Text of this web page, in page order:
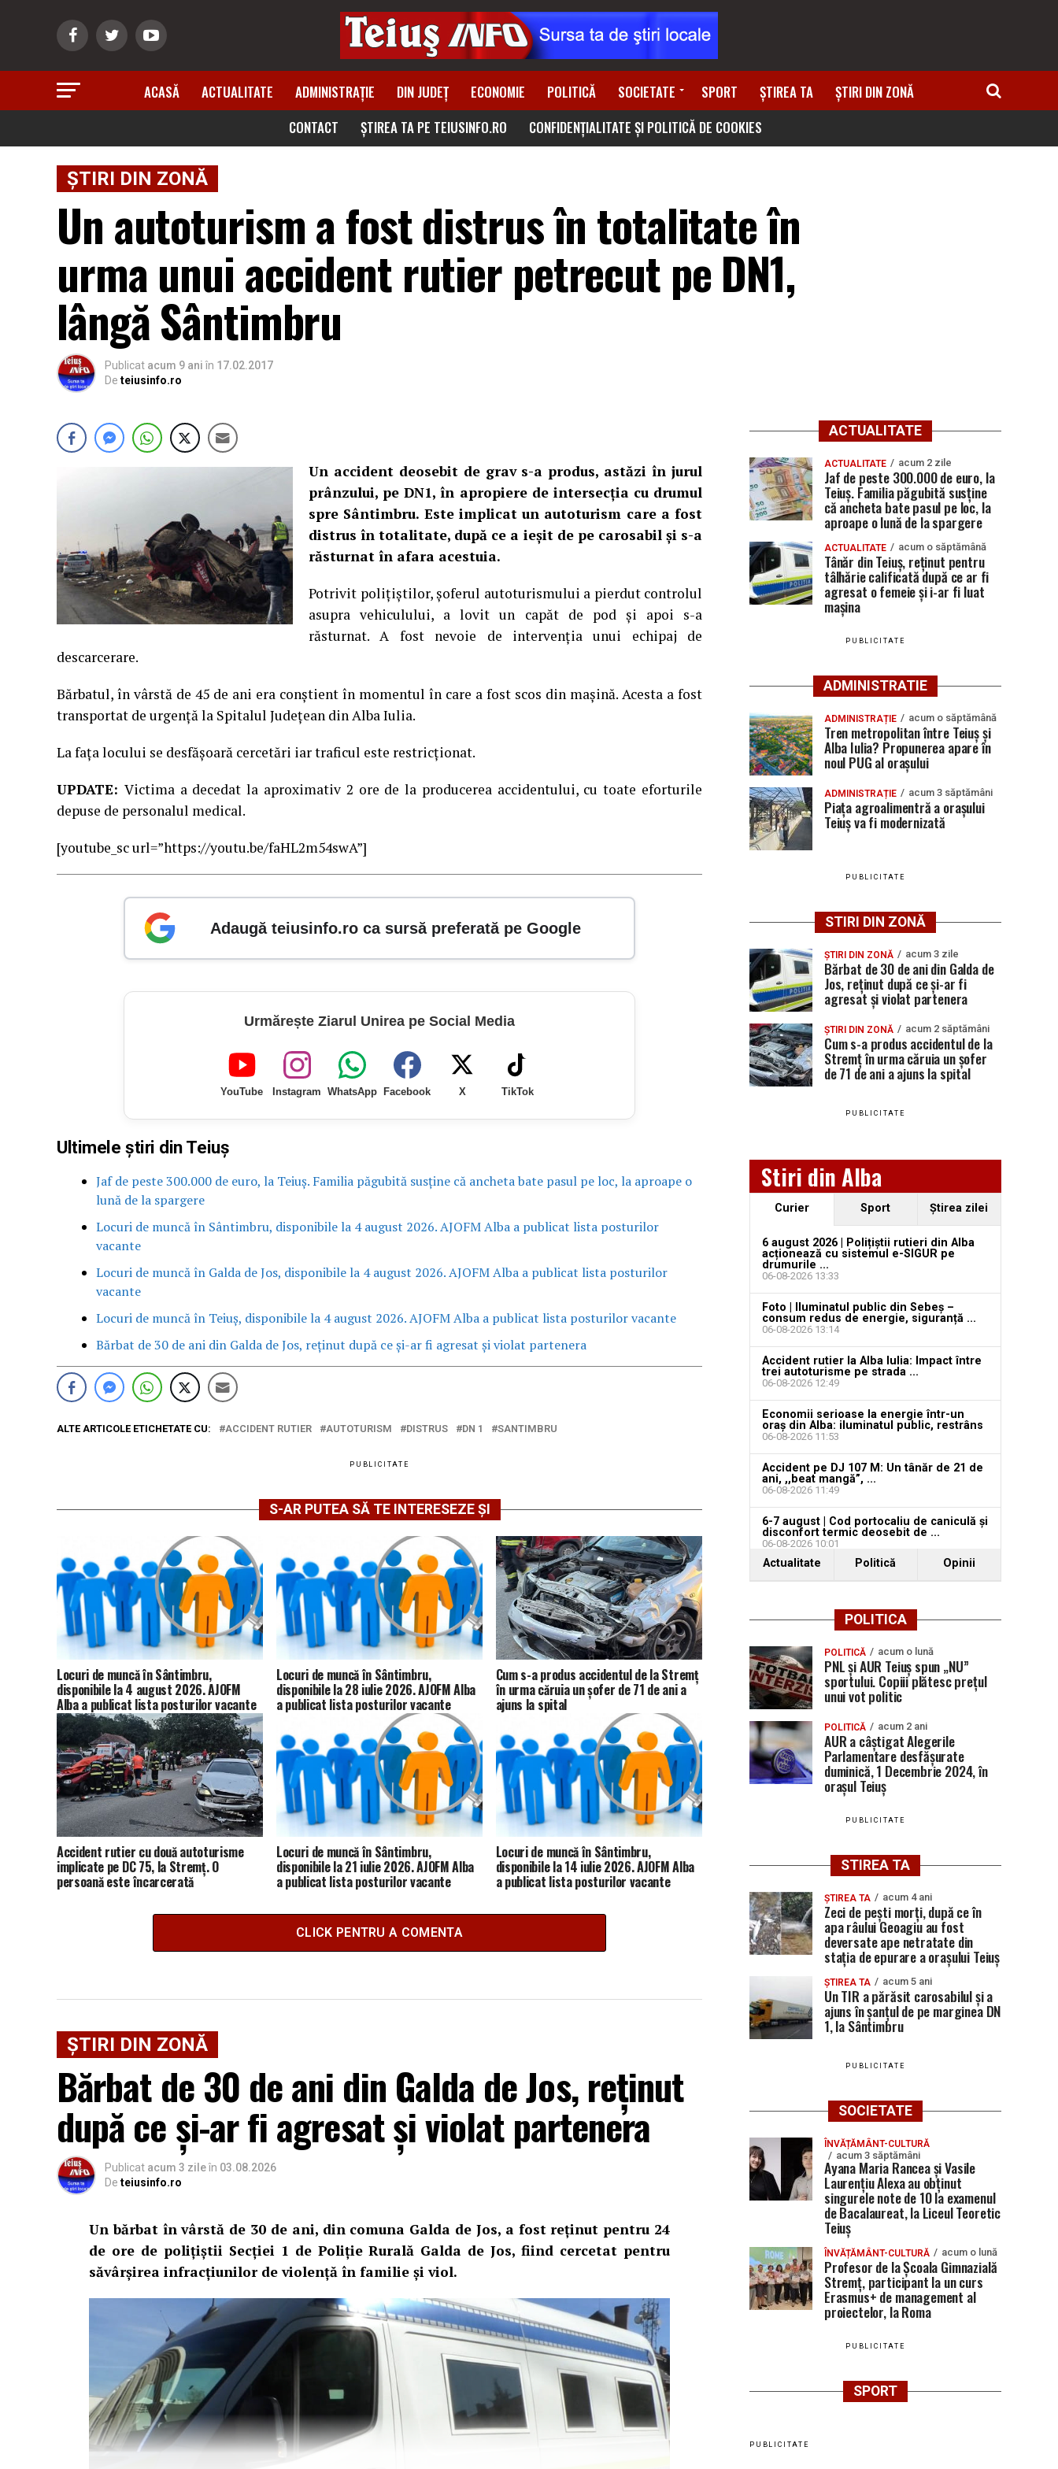
ACASĂ ACTUALITATE ADMINISTRAȚIE DIN JUDEȚ ECONOMIE POLITICĂ SOCIETATE SPORT ȘTIREA TA
ȘTIRI DIN ZONĂ
CONTACT
ȘTIREA TA PE TEIUSINFO.RO CONFIDENȚIALITATE ȘI POLITICĂ DE COOKIES
ȘTIRI DIN ZONĂ
Un autoturism a fost distrus în totalitate în
urma unui accident rutier petrecut pe DN1,
lângă Sântimbru
Publicat acum 9 ani în 17.02.2017
De teiusinfo.ro
Un accident deosebit de grav s-a produs, astăzi în jurul
prânzului, pe DN1, în apropiere de intersecția cu drumul
spre Sântimbru. Este implicat un autoturism care a fost
distrus în totalitate, după ce a ieșit de pe carosabil și s-a
răsturnat în afara acestuia.
Potrivit polițiștilor, șoferul autoturismului a pierdut controlul
asupra vehiculului, a lovit un capăt de pod și apoi s-a
răsturnat. A fost nevoie de intervenția unui echipaj de
descarcerare.
Bărbatul, în vârstă de 45 de ani era conștient în momentul în care a fost scos din mașină. Acesta a fost
transportat de urgență la Spitalul Județean din Alba Iulia.
La fața locului se desfășoară cercetări iar traficul este restricționat.
UPDATE: Victima a decedat la aproximativ 2 ore de la producerea accidentului, cu toate eforturile
depuse de personalul medical.
[youtube_sc url=”https://youtu.be/faHL2m54swA”]
Adaugă teiusinfo.ro ca sursă preferată pe Google
Urmărește Ziarul Unirea pe Social Media
YouTube Instagram WhatsApp Facebook X TikTok
Ultimele știri din Teiuș
Jaf de peste 300.000 de euro, la Teiuș. Familia păgubită susține că ancheta bate pasul pe loc, la aproape o
lună de la spargere
Locuri de muncă în Sântimbru, disponibile la 4 august 2026. AJOFM Alba a publicat lista posturilor
vacante
Locuri de muncă în Galda de Jos, disponibile la 4 august 2026. AJOFM Alba a publicat lista posturilor
vacante
Locuri de muncă în Teiuș, disponibile la 4 august 2026. AJOFM Alba a publicat lista posturilor vacante
Bărbat de 30 de ani din Galda de Jos, reținut după ce și-ar fi agresat și violat partenera
ALTE ARTICOLE ETICHETATE CU: ACCIDENT RUTIER AUTOTURISM DISTRUS DN 1 SANTIMBRU
PUBLICITATE
S-AR PUTEA SĂ TE INTERESEZE ȘI
Locuri de muncă în Sântimbru,
disponibile la 4 august 2026. AJOFM
Alba a publicat lista posturilor vacante
Locuri de muncă în Sântimbru,
disponibile la 28 iulie 2026. AJOFM Alba
a publicat lista posturilor vacante
Cum s-a produs accidentul de la Stremț
în urma căruia un șofer de 71 de ani a
ajuns la spital
Accident rutier cu două autoturisme
implicate pe DC 75, la Stremț. O
persoană este încarcerată
Locuri de muncă în Sântimbru,
disponibile la 21 iulie 2026. AJOFM Alba
a publicat lista posturilor vacante
Locuri de muncă în Sântimbru,
disponibile la 14 iulie 2026. AJOFM Alba
a publicat lista posturilor vacante
CLICK PENTRU A COMENTA
ȘTIRI DIN ZONĂ
Bărbat de 30 de ani din Galda de Jos, reținut
după ce și-ar fi agresat și violat partenera
Publicat acum 3 zileîn 03.08.2026
De teiusinfo.ro
Un bărbat în vârstă de 30 de ani, din comuna Galda de Jos, a fost reținut pentru 24
de ore de polițiștii Secției 1 de Poliție Rurală Galda de Jos, fiind cercetat pentru
săvârșirea infracțiunilor de violență în familie și viol.
ACTUALITATE
ACTUALITATE acum 2 zile
Jaf de peste 300.000 de euro, la
Teiuș. Familia păgubită susține
că ancheta bate pasul pe loc, la
aproape o lună de la spargere
ACTUALITATE acum o săptămână
Tânăr din Teiuș, reținut pentru
tâlhărie calificată după ce ar fi
agresat o femeie și i-ar fi luat
mașina
PUBLICITATE
ADMINISTRATIE
ADMINISTRAȚIE acum o săptămână
Tren metropolitan între Teiuș și
Alba Iulia? Propunerea apare în
noul PUG al orașului
ADMINISTRAȚIE acum 3 săptămâni
Piața agroalimentră a orașului
Teiuș va fi modernizată
PUBLICITATE
STIRI DIN ZONĂ
ȘTIRI DIN ZONĂ acum 3 zile
Bărbat de 30 de ani din Galda de
Jos, reținut după ce și-ar fi
agresat și violat partenera
ȘTIRI DIN ZONĂ acum 2 săptămâni
Cum s-a produs accidentul de la
Stremț în urma căruia un șofer
de 71 de ani a ajuns la spital
PUBLICITATE
Stiri din Alba
Curier Sport Ştirea zilei
6 august 2026 | Polițiștii rutieri din Alba
acționează cu sistemul e-SIGUR pe
drumurile ...
06-08-2026 13:33
Foto | Iluminatul public din Sebeș –
consum redus de energie, siguranță ...
06-08-2026 13:14
Accident rutier la Alba Iulia: Impact între
trei autoturisme pe strada ...
06-08-2026 12:49
Economii serioase la energie într-un
oraș din Alba: iluminatul public, restrâns
06-08-2026 11:53
Accident pe DJ 107 M: Un tânăr de 21 de
ani, ,,beat mangă”, ...
06-08-2026 11:49
6-7 august | Cod portocaliu de caniculă și
disconfort termic deosebit de ...
06-08-2026 10:01
Actualitate Politică Opinii
POLITICA
POLITICĂ acum o lună
PNL și AUR Teiuș spun „NU”
sportului. Copiii plătesc prețul
unui vot politic
POLITICĂ acum 2 ani
AUR a câștigat Alegerile
Parlamentare desfășurate
duminică, 1 Decembrie 2024, în
orașul Teiuș
PUBLICITATE
STIREA TA
ȘTIREA TA acum 4 ani
Zeci de pești morți, după ce în
apa râului Geoagiu au fost
deversate ape netratate din
stația de epurare a orașului Teiuș
ȘTIREA TA acum 5 ani
Un TIR a părăsit carosabilul și a
ajuns în șanțul de pe marginea DN
1, la Sântimbru
PUBLICITATE
SOCIETATE
ÎNVĂȚĂMÂNT-CULTURĂ
acum 3 săptămâni
Ayana Maria Rancea și Vasile
Laurențiu Alexa au obținut
singurele note de 10 la examenul
de Bacalaureat, la Liceul Teoretic
Teiuș
ÎNVĂȚĂMÂNT-CULTURĂ acum o lună
Profesor de la Școala Gimnazială
Stremț, participant la un curs
Erasmus+ de management al
proiectelor, la Roma
PUBLICITATE
SPORT
PUBLICITATE